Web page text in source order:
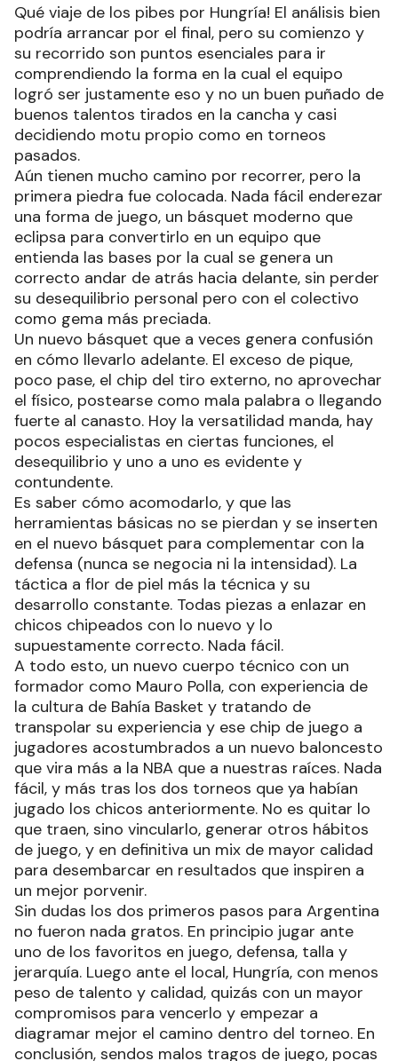
Qué viaje de los pibes por Hungría! El análisis bien
podría arrancar por el final, pero su comienzo y
su recorrido son puntos esenciales para ir
comprendiendo la forma en la cual el equipo
logró ser justamente eso y no un buen puñado de
buenos talentos tirados en la cancha y casi
decidiendo motu propio como en torneos
pasados.
Aún tienen mucho camino por recorrer, pero la
primera piedra fue colocada. Nada fácil enderezar
una forma de juego, un básquet moderno que
eclipsa para convertirlo en un equipo que
entienda las bases por la cual se genera un
correcto andar de atrás hacia delante, sin perder
su desequilibrio personal pero con el colectivo
como gema más preciada.
Un nuevo básquet que a veces genera confusión
en cómo llevarlo adelante. El exceso de pique,
poco pase, el chip del tiro externo, no aprovechar
el físico, postearse como mala palabra o llegando
fuerte al canasto. Hoy la versatilidad manda, hay
pocos especialistas en ciertas funciones, el
desequilibrio y uno a uno es evidente y
contundente.
Es saber cómo acomodarlo, y que las
herramientas básicas no se pierdan y se inserten
en el nuevo básquet para complementar con la
defensa (nunca se negocia ni la intensidad). La
táctica a flor de piel más la técnica y su
desarrollo constante. Todas piezas a enlazar en
chicos chipeados con lo nuevo y lo
supuestamente correcto. Nada fácil.
A todo esto, un nuevo cuerpo técnico con un
formador como Mauro Polla, con experiencia de
la cultura de Bahía Basket y tratando de
transpolar su experiencia y ese chip de juego a
jugadores acostumbrados a un nuevo baloncesto
que vira más a la NBA que a nuestras raíces. Nada
fácil, y más tras los dos torneos que ya habían
jugado los chicos anteriormente. No es quitar lo
que traen, sino vincularlo, generar otros hábitos
de juego, y en definitiva un mix de mayor calidad
para desembarcar en resultados que inspiren a
un mejor porvenir.
Sin dudas los dos primeros pasos para Argentina
no fueron nada gratos. En principio jugar ante
uno de los favoritos en juego, defensa, talla y
jerarquía. Luego ante el local, Hungría, con menos
peso de talento y calidad, quizás con un mayor
compromisos para vencerlo y empezar a
diagramar mejor el camino dentro del torneo. En
conclusión, sendos malos tragos de juego, pocas